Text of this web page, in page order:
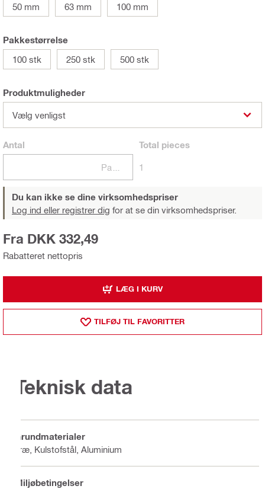
50 mm 63 mm 100 mm
Pakkestørrelse
100 stk
250 stk 500 stk
Produktmuligheder
Vælg venligst
Antal Total pieces
1
Du kan ikke se dine virksomhedspriser
Log ind eller registrer dig for at se din virksomhedspriser.
Rabatteret nettopris
Fra DKK 332,49
LÆG I KURV
TILFØJ TIL FAVORITTER
Teknisk data
Grundmaterialer
Træ, Kulstofstål, Aluminium
Miljøbetingelser